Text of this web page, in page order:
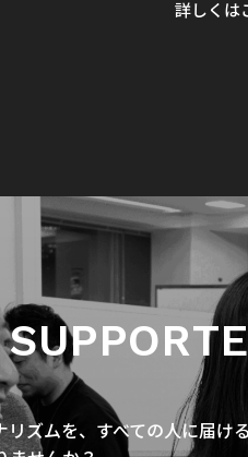
詳しくは
ズムを、すべての人に届け